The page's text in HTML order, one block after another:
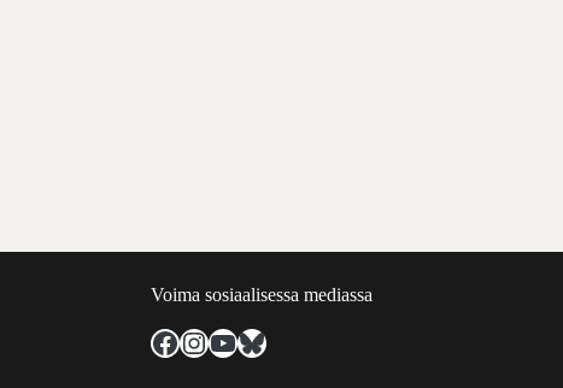
Voima sosiaalisessa mediassa
Facebook
Instagram
YouTube
Bluesky